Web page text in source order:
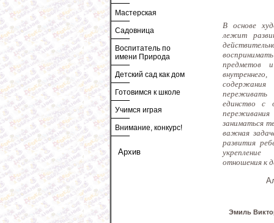
Мастерская
Садовница
Воспитатель по
имени Природа
Детский сад как дом
Готовимся к школе
Учимся играя
Внимание, конкурс!
Архив
В основе
лежит
предметов
единство с
заниматься
важная
развития
отношения к
Эмиль